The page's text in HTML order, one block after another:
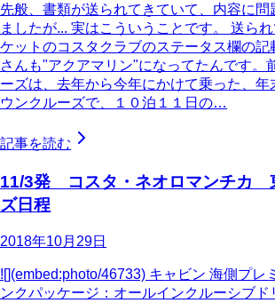
先般、書類が送られてきていて、内容に問
ましたが... 実はこういうことです。 送ら
ケットのコスタクラブのステータス欄の記
さんも"アクアマリン"になってたんです。
ーズは、去年から今年にかけて乗った、
ウンクルーズで、１０泊１１日の…
記事を読む
11/3発 コスタ・ネオロマンチカ
ズ日程
2018年10月29日
![](embed:photo/46733) キャビン 海側プレ
ンクパッケージ：オールインクルーシブド